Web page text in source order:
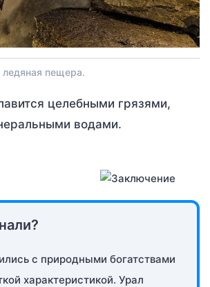
ледяная пещера.
целебными грязями,
водами.
с природными богатствами
характеристикой. Урал